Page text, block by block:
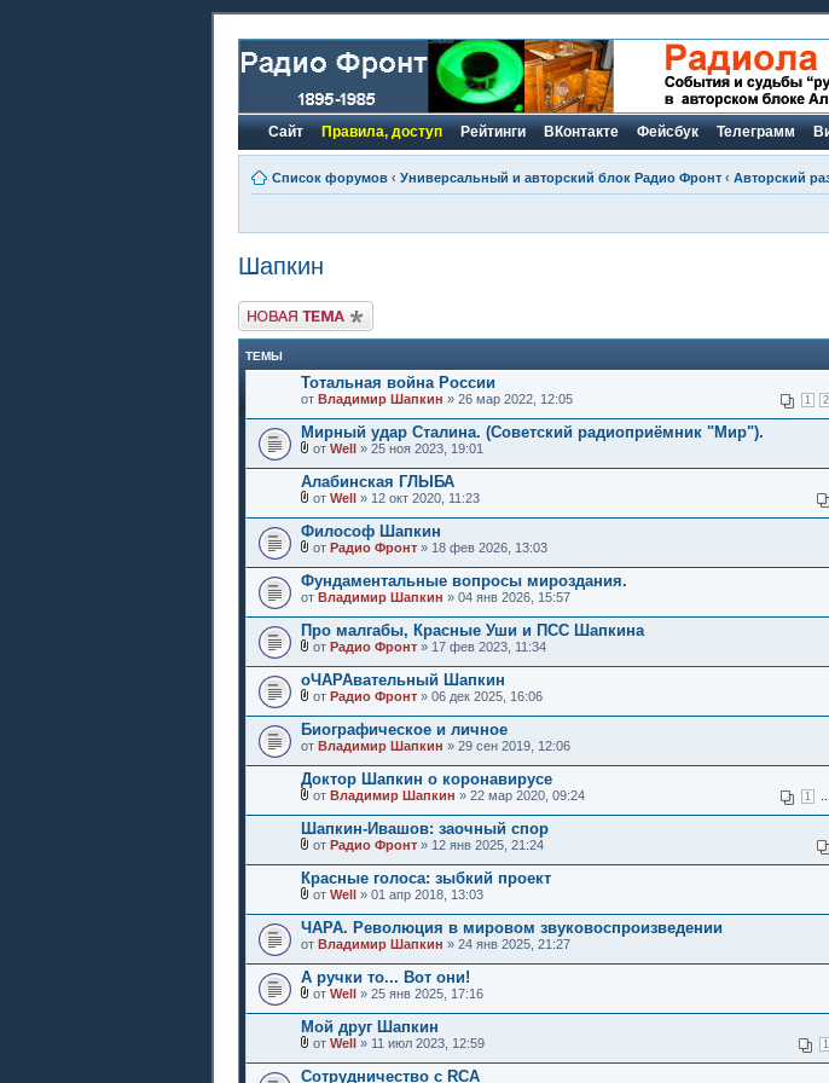
Сайт Правила, доступ Рейтинги ВКонтакте Фейсбук Телеграмм
Список форумов ‹ Универсальный и авторский блок Радио Фронт ‹ Авторский
Шапкин
Новая тема
ТЕМЫ
Тотальная война России
1 2
от Владимир Шапкин » 26 мар 2022, 12:05
Мирный удар Сталина. (Советский радиоприёмник "Мир").
от Well » 25 ноя 2023, 19:01
Алабинская ГЛЫБА
от Well » 12 окт 2020, 11:23
Философ Шапкин
от Радио Фронт » 18 фев 2026, 13:03
Фундаментальные вопросы мироздания.
от Владимир Шапкин » 04 янв 2026, 15:57
Про малгабы, Красные Уши и ПСС Шапкина
от Радио Фронт » 17 фев 2023, 11:34
оЧАРАвательный Шапкин
от Радио Фронт » 06 дек 2025, 16:06
Биографическое и личное
от Владимир Шапкин » 29 сен 2019, 12:06
Доктор Шапкин о коронавирусе
1
от Владимир Шапкин » 22 мар 2020, 09:24
Шапкин-Ивашов: заочный спор
от Радио Фронт » 12 янв 2025, 21:24
Красные голоса: зыбкий проект
от Well » 01 апр 2018, 13:03
ЧАРА. Революция в мировом звуковоспроизведении
от Владимир Шапкин » 24 янв 2025, 21:27
А ручки то... Вот они!
от Well » 25 янв 2025, 17:16
Мой друг Шапкин
1
от Well » 11 июл 2023, 12:59
Сотрудничество с RCA